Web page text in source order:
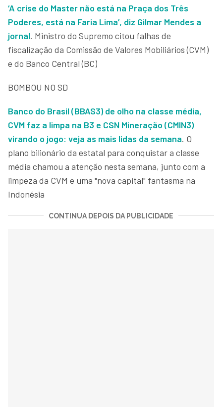
‘A crise do Master não está na Praça dos Três
Poderes, está na Faria Lima’, diz Gilmar Mendes a
jornal. Ministro do Supremo citou falhas de
fiscalização da Comissão de Valores Mobiliários (CVM)
e do Banco Central (BC)
BOMBOU NO SD
Banco do Brasil (BBAS3) de olho na classe média,
CVM faz a limpa na B3 e CSN Mineração (CMIN3)
virando o jogo: veja as mais lidas da semana. O
plano bilionário da estatal para conquistar a classe
média chamou a atenção nesta semana, junto com a
limpeza da CVM e uma "nova capital" fantasma na
Indonésia
CONTINUA DEPOIS DA PUBLICIDADE